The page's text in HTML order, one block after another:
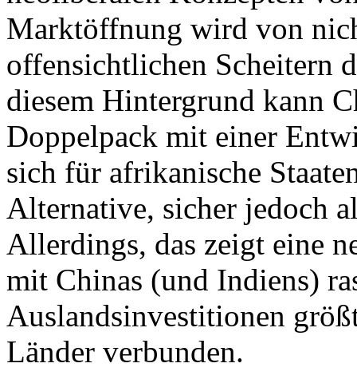
Marktöffnung wird von
offensichtlichen Scheitern
diesem Hintergrund kann
Doppelpack mit einer
sich für afrikanische
Alternative, sicher jedoch
Allerdings, das zeigt eine
mit Chinas (und Indiens)
Auslandsinvestitionen
Länder verbunden.